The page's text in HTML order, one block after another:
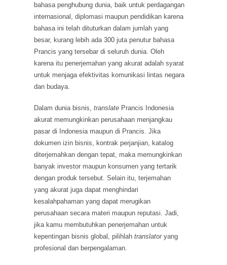
bahasa penghubung dunia, baik untuk perdagangan
internasional, diplomasi maupun pendidikan karena
bahasa ini telah dituturkan dalam jumlah yang
besar, kurang lebih ada 300 juta penutur bahasa
Prancis yang tersebar di seluruh dunia. Oleh
karena itu penerjemahan yang akurat adalah syarat
untuk menjaga efektivitas komunikasi lintas negara
dan budaya.
Dalam dunia bisnis,translate Prancis Indonesia
akurat memungkinkan perusahaan menjangkau
pasar di Indonesia maupun di Prancis. Jika
dokumen izin bisnis, kontrak perjanjian, katalog
diterjemahkan dengan tepat, maka memungkinkan
banyak investor maupun konsumen yang tertarik
dengan produk tersebut. Selain itu, terjemahan
yang akurat juga dapat menghindari
kesalahpahaman yang dapat merugikan
perusahaan secara materi maupun reputasi. Jadi,
jika kamu membutuhkan penerjemahan untuk
kepentingan bisnis global, pilihlahtranslatoryang
profesional dan berpengalaman.